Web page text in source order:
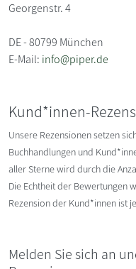
Georgenstr. 4
DE - 80799 München
E-Mail: info@piper.de
Kund*innen-
Unsere Rezensionen setzen
Buchhandlungen und
aller Sterne wird durch die
Die Echtheit der Bewertungen
Rezension der Kund*innen ist
Melden Sie sich an